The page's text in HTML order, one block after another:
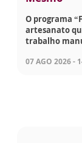
O programa
artesanato
trabalho
07 AGO 2026 -